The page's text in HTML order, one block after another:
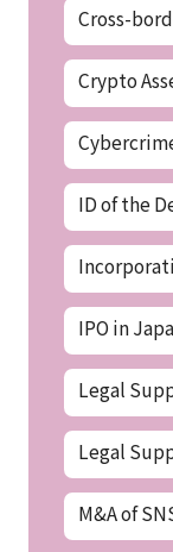
Cross-
Crypto
ID of the
IPO in
Legal
Legal
M&A of